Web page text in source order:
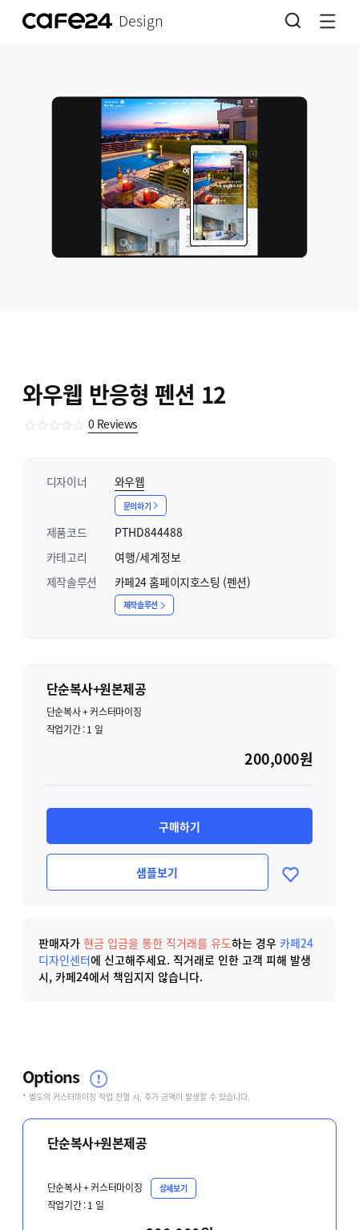
Design
Options
* 별도의 커스터마이징 작업 진행 시, 추가 금액이 발생할 수 있습니다.
단순복사+원본제공
단순복사 + 커스터마이징 상세보기
작업기간 :1 일
와우웹 반응형 펜션 12
0 Reviews
디자이너 와우웹
문의하기
제품코드
PTHD844488
카테고리
여행/세계정보
제작솔루션
카페24 홈페이지호스팅 (펜션)
제작솔루션
단순복사+원본제공
단순복사 + 커스터마이징
작업기간 :1 일
200,000원
구매하기
샘플보기
판매자가 현금 입금을 통한 직거래를 유도하는 경우 카페24
디자인센터에 신고해주세요. 직거래로 인한 고객 피해 발생
시, 카페24에서 책임지지 않습니다.